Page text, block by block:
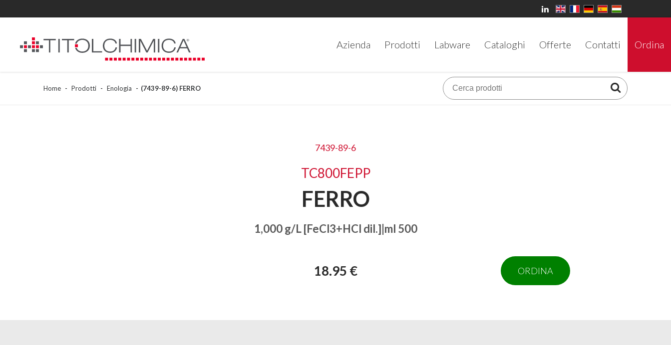
Azienda Prodotti Labware Cataloghi Offerte Contatti Ordina
Home Prodotti Enologia (7439-89-6) FERRO
7439-89-6
TC800FEPP
FERRO
1,000 g/L [FeCl3+HCl dil.]|ml 500
18.95 € ORDINA